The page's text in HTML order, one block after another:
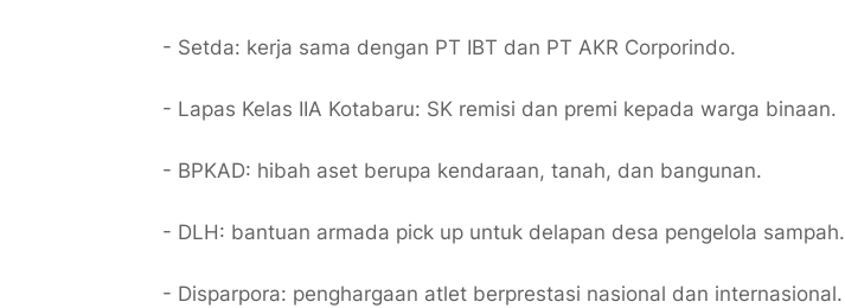
- Setda: kerja sama dengan PT IBT dan PT AKR Corporindo.
- Lapas Kelas IIA Kotabaru: SK remisi dan premi kepada warga binaan.
- BPKAD: hibah aset berupa kendaraan, tanah, dan bangunan.
- DLH: bantuan armada pick up untuk delapan desa pengelola sampah.
- Disparpora: penghargaan atlet berprestasi nasional dan internasional.